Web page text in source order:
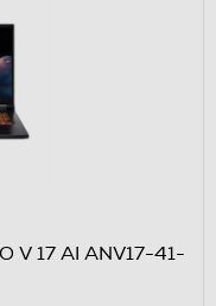
V 17 AI ANV17-41-